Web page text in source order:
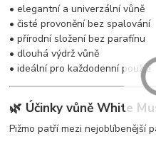
• elegantní a univerzální vůně
• čisté provonění bez spalování
• přírodní složení bez parafínu
• dlouhá výdrž vůně
• ideální pro každodenní použití
🌿 Účinky vůně White
Pižmo patří mezi nejoblíbenější